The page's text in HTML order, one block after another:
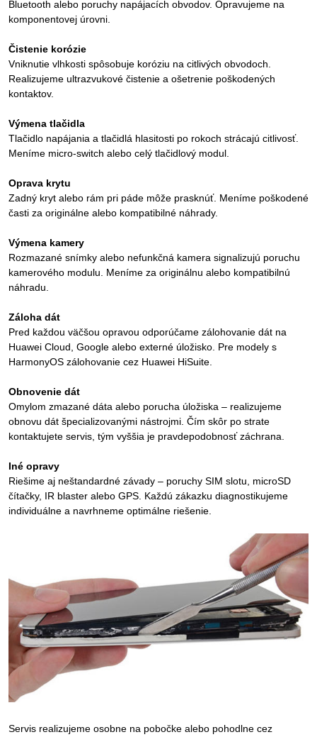
Bluetooth alebo poruchy napájacích obvodov. Opravujeme na
komponentovej úrovni.
Čistenie korózie
Vniknutie vlhkosti spôsobuje koróziu na citlivých obvodoch.
Realizujeme ultrazvukové čistenie a ošetrenie poškodených
kontaktov.
Výmena tlačidla
Tlačidlo napájania a tlačidlá hlasitosti po rokoch strácajú citlivosť.
Meníme micro-switch alebo celý tlačidlový modul.
Oprava krytu
Zadný kryt alebo rám pri páde môže prasknúť. Meníme poškodené
časti za originálne alebo kompatibilné náhrady.
Výmena kamery
Rozmazané snímky alebo nefunkčná kamera signalizujú poruchu
kamerového modulu. Meníme za originálnu alebo kompatibilnú
náhradu.
Záloha dát
Pred každou väčšou opravou odporúčame zálohovanie dát na
Huawei Cloud, Google alebo externé úložisko. Pre modely s
HarmonyOS zálohovanie cez Huawei HiSuite.
Obnovenie dát
Omylom zmazané dáta alebo porucha úložiska – realizujeme
obnovu dát špecializovanými nástrojmi. Čím skôr po strate
kontaktujete servis, tým vyššia je pravdepodobnosť záchrana.
Iné opravy
Riešime aj neštandardné závady – poruchy SIM slotu, microSD
čítačky, IR blaster alebo GPS. Každú zákazku diagnostikujeme
individuálne a navrhneme optimálne riešenie.
Servis realizujeme osobne na pobočke alebo pohodlne cez